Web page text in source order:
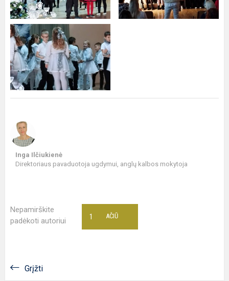
Inga Ilčiukienė
Direktoriaus pavaduotoja ugdymui, anglų kalbos mokytoja
Nepamirškite
padėkoti autoriui
AČIŪ
1
Grįžti